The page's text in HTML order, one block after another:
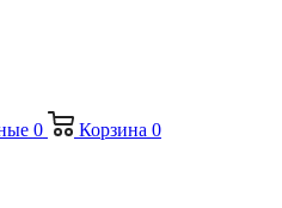
0 Корзина 0